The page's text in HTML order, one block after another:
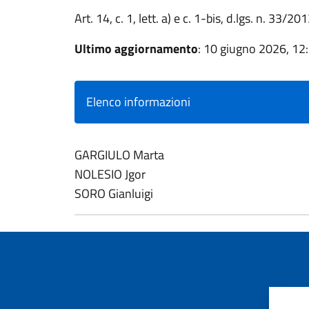
Art. 14, c. 1, lett. a) e c. 1-bis, d.lgs. n. 33/
Ultimo aggiornamento: 10 giugno 2026,
Elenco informazioni
GARGIULO Marta
NOLESIO Jgor
SORO Gianluigi